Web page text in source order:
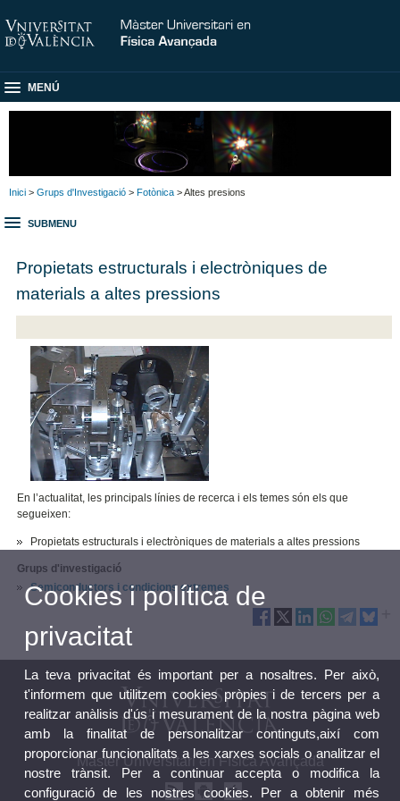
MENÚ
Inici > Grups d'Investigació > Fotònica > Altes presions
SUBMENU
Propietats estructurals i electròniques de
materials a altes pressions
En l’actualitat, les principals línies de recerca i els temes són els que
segueixen:
Propietats estructurals i electròniques de materials a altes pressions
Grups d'investigació
Semiconductors i condicions extremes
Màster Universitari en Física Avançada
Cookies i política de
privacitat
La teva privacitat és important per a nosaltres. Per això,
t'informem que utilitzem cookies pròpies i de tercers per a
realitzar anàlisis d'ús i mesurament de la nostra pàgina web
amb la finalitat de personalitzar continguts,així com
proporcionar funcionalitats a les xarxes socials o analitzar el
nostre trànsit. Per a continuar accepta o modifica la
configuració de les nostres cookies. Per a obtenir més